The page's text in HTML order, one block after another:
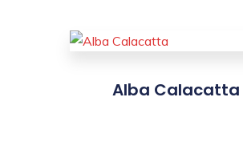
Alba Calacatta